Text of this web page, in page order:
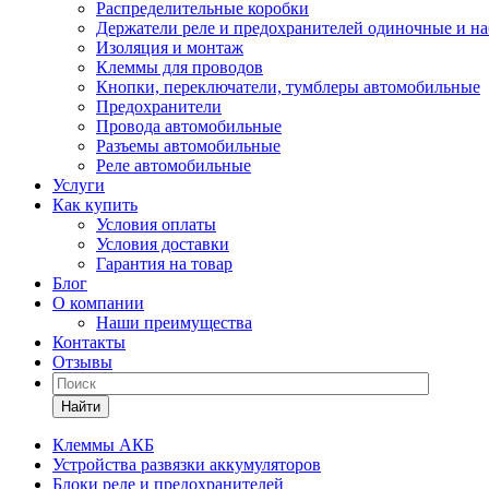
Распределительные коробки
Держатели реле и предохранителей одиночные и
Изоляция и монтаж
Клеммы для проводов
Кнопки, переключатели, тумблеры автомобильные
Предохранители
Провода автомобильные
Разъемы автомобильные
Реле автомобильные
Услуги
Как купить
Условия оплаты
Условия доставки
Гарантия на товар
Блог
О компании
Наши преимущества
Контакты
Отзывы
Найти
Клеммы АКБ
Устройства развязки аккумуляторов
Блоки реле и предохранителей